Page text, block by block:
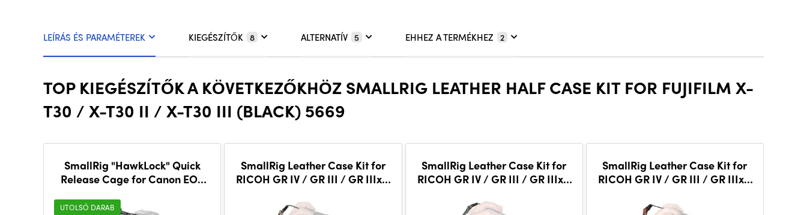
LEÍRÁS ÉS PARAMÉTEREK KIEGÉSZÍTŐK 8 ALTERNATÍV 5 EHHEZ A TERMÉKHEZ 2
TOP KIEGÉSZÍTŐK A KÖVETKEZŐKHÖZ SMALLRIG LEATHER HALF CASE KIT FOR FUJIFILM X-
T30 / X-T30 II / X-T30 III (BLACK) 5669
SmallRig "HawkLock" Quick
Release Cage for Canon EOS
UTOLSÓ DARAB
SmallRig Leather Case Kit for
RICOH GR IV / GR III / GR IIIx /
5677
SmallRig Leather Case Kit for
RICOH GR IV / GR III / GR IIIx /
(Black) 5676
SmallRig Leather Case Kit for
RICOH GR IV / GR III / GR IIIx /
5678